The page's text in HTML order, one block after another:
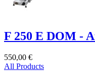
F 250 E DOM -
550,00 €
All Products